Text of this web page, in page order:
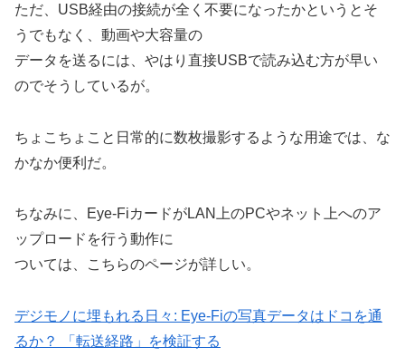
ただ、USB経由の接続が全く不要になったかというとそ
うでもなく、動画や大容量の
データを送るには、やはり直接USBで読み込む方が早い
のでそうしているが。
ちょこちょこと日常的に数枚撮影するような用途では、な
かなか便利だ。
ちなみに、Eye-FiカードがLAN上のPCやネット上へのア
ップロードを行う動作に
ついては、こちらのページが詳しい。
デジモノに埋もれる日々: Eye-Fiの写真データはドコを通
るか？ 「転送経路」を検証する